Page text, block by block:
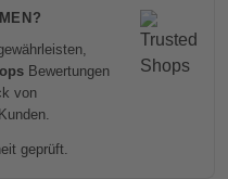
Bewertungen
von
geprüft.